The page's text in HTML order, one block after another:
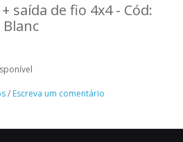
saída de fio 4x4 - Cód:
Blanc
/ Escreva um comentário